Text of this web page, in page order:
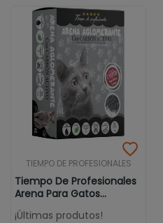
TIEMPO DE PROFESIONALES
Tiempo De Profesionales
Arena Para Gatos
Aglomerante...
¡Últimas produtos!